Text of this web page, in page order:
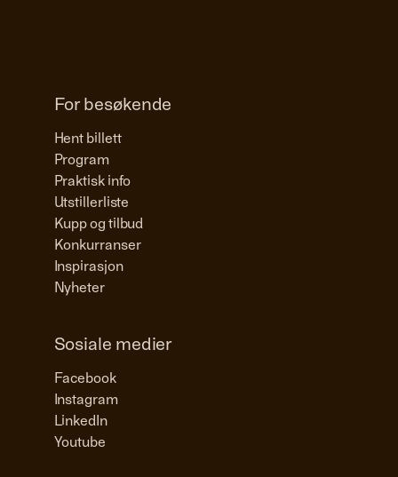
For besøkende
Hent billett
Program
Praktisk info
Utstillerliste
Kupp og tilbud
Konkurranser
Inspirasjon
Nyheter
Sosiale medier
Facebook
Instagram
LinkedIn
Youtube